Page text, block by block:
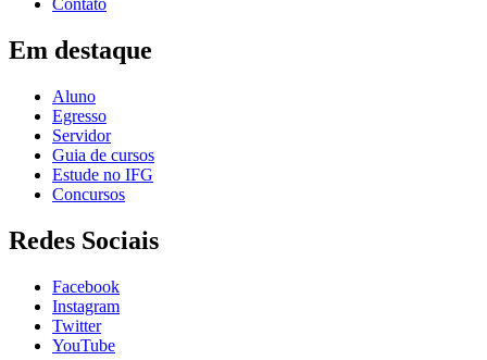
Contato
Em destaque
Aluno
Egresso
Servidor
Guia de cursos
Estude no IFG
Concursos
Redes Sociais
Facebook
Instagram
Twitter
YouTube